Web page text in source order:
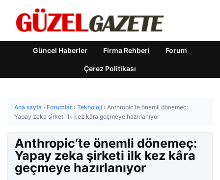
Güncel Haberler Firma Rehberi Forum
Çerez Politikası
Ana sayfa › Forumlar › Teknoloji › Anthropic’te önemli dönemeç:
Yapay zeka şirketi ilk kez kâra geçmeye hazırlanıyor
Anthropic’te önemli dönemeç:
Yapay zeka şirketi ilk kez kâra
geçmeye hazırlanıyor